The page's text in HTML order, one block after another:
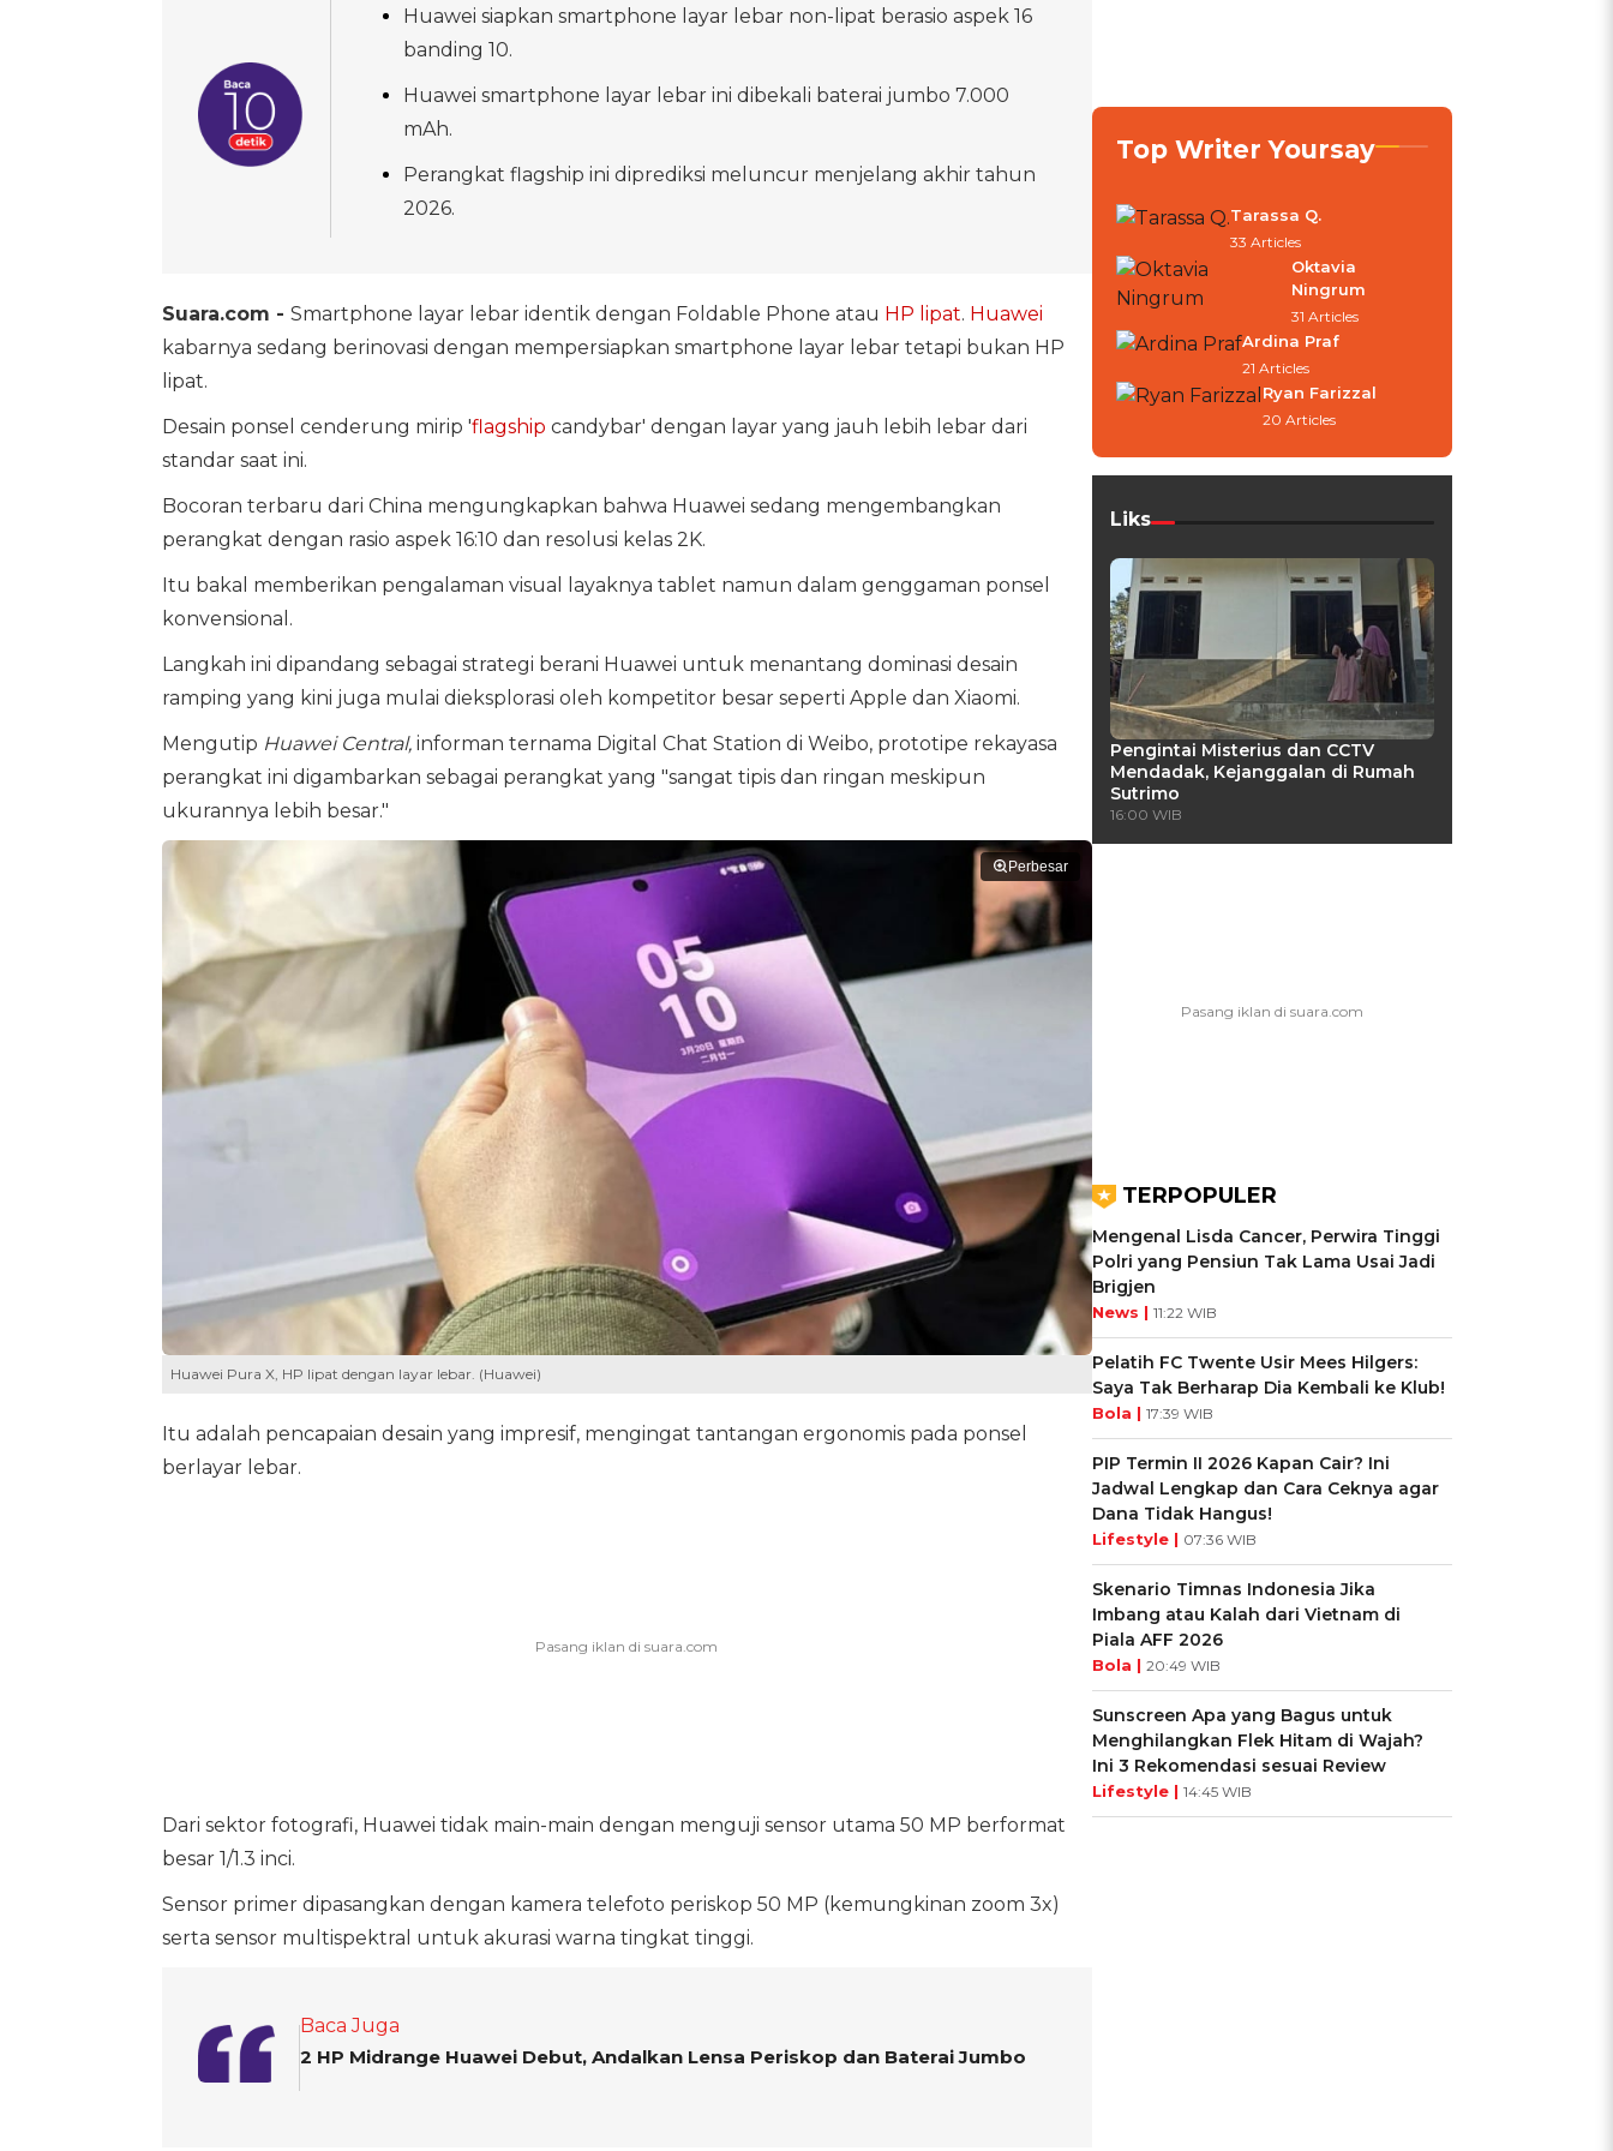
Huawei siapkan smartphone layar lebar non-lipat berasio aspek 16
banding 10.
Huawei smartphone layar lebar ini dibekali baterai jumbo 7.000
mAh.
Perangkat flagship ini diprediksi meluncur menjelang akhir tahun
2026.
Suara.com - Smartphone layar lebar identik dengan Foldable Phone atau HP lipat. Huawei
kabarnya sedang berinovasi dengan mempersiapkan smartphone layar lebar tetapi bukan HP
lipat.
Desain ponsel cenderung mirip 'flagship candybar' dengan layar yang jauh lebih lebar dari
standar saat ini.
Bocoran terbaru dari China mengungkapkan bahwa Huawei sedang mengembangkan
perangkat dengan rasio aspek 16:10 dan resolusi kelas 2K.
Itu bakal memberikan pengalaman visual layaknya tablet namun dalam genggaman ponsel
konvensional.
Langkah ini dipandang sebagai strategi berani Huawei untuk menantang dominasi desain
ramping yang kini juga mulai dieksplorasi oleh kompetitor besar seperti Apple dan Xiaomi.
Mengutip Huawei Central,informan ternama Digital Chat Station di Weibo, prototipe rekayasa
perangkat ini digambarkan sebagai perangkat yang "sangat tipis dan ringan meskipun
ukurannya lebih besar."
Perbesar
Huawei Pura X, HP lipat dengan layar lebar. (Huawei)
Itu adalah pencapaian desain yang impresif, mengingat tantangan ergonomis pada ponsel
berlayar lebar.
Dari sektor fotografi, Huawei tidak main-main dengan menguji sensor utama 50 MP berformat
besar 1/1.3 inci.
Sensor primer dipasangkan dengan kamera telefoto periskop 50 MP (kemungkinan zoom 3x)
serta sensor multispektral untuk akurasi warna tingkat tinggi.
Baca Juga
2 HP Midrange Huawei Debut, Andalkan Lensa Periskop dan Baterai Jumbo
Top Writer Yoursay
Tarassa Q.
33 Articles
Oktavia
Ningrum
31 Articles
Ardina Praf
21 Articles
Ryan Farizzal
20 Articles
Liks
Pengintai Misterius dan CCTV
Mendadak, Kejanggalan di Rumah
Sutrimo
16:00 WIB
TERPOPULER
Mengenal Lisda Cancer, Perwira Tinggi
Polri yang Pensiun Tak Lama Usai Jadi
Brigjen
News | 11:22 WIB
Pelatih FC Twente Usir Mees Hilgers:
Saya Tak Berharap Dia Kembali ke Klub!
Bola | 17:39 WIB
PIP Termin II 2026 Kapan Cair? Ini
Jadwal Lengkap dan Cara Ceknya agar
Dana Tidak Hangus!
Lifestyle | 07:36 WIB
Skenario Timnas Indonesia Jika
Imbang atau Kalah dari Vietnam di
Piala AFF 2026
Bola | 20:49 WIB
Sunscreen Apa yang Bagus untuk
Menghilangkan Flek Hitam di Wajah?
Ini 3 Rekomendasi sesuai Review
Lifestyle | 14:45 WIB